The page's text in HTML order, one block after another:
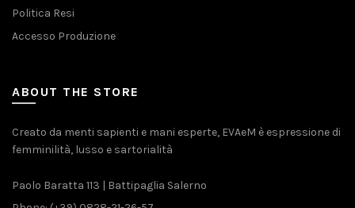
Politica Resi
Accesso Produzione
ABOUT THE STORE
Creato da menti sapienti e mani esperte, EVAeM è espressione di
femminilità, lusso e sartorialità
Paolo Baratta 113 | Battipaglia Salerno